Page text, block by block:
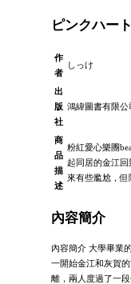
ピンクハー
作
者
しっけ
出
版
社
鴻緯圖書有限公
商
品
描
述
粉紅愛心樂團
起同居的金江
來有些尷尬，
內容簡介
內容簡介 大學畢業
一開始金江和灰賀
離，兩人度過了一